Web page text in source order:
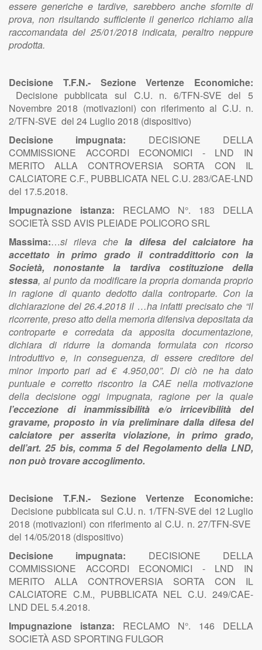
essere generiche e tardive, sarebbero anche sfornite di
prova, non risultando sufficiente il generico richiamo alla
raccomandata del 25/01/2018 indicata, peraltro neppure
prodotta.
Decisione T.F.N.- Sezione Vertenze Economiche:
Decisione pubblicata sul C.U. n. 6/TFN-SVE del 5
Novembre 2018 (motivazioni) con riferimento al C.U. n.
2/TFN-SVE del 24 Luglio 2018 (dispositivo)
Decisione impugnata: DECISIONE DELLA
COMMISSIONE ACCORDI ECONOMICI - LND IN
MERITO ALLA CONTROVERSIA SORTA CON IL
CALCIATORE C.F., PUBBLICATA NEL C.U. 283/CAE-LND
del 17.5.2018.
Impugnazione istanza: RECLAMO N°. 183 DELLA
SOCIETÀ SSD AVIS PLEIADE POLICORO SRL
Massima:…si rileva chela difesa del calciatore ha
accettato in primo grado il contraddittorio con la
Società, nonostante la tardiva costituzione della
stessa, al punto da modificare la propria domanda proprio
in ragione di quanto dedotto dalla controparte. Con la
dichiarazione del 26.4.2018 il …ha infatti precisato che “il
ricorrente, preso atto della memoria difensiva depositata da
controparte e corredata da apposita documentazione,
dichiara di ridurre la domanda formulata con ricorso
introduttivo e, in conseguenza, di essere creditore del
minor importo pari ad € 4.950,00”. Di ciò ne ha dato
puntuale e corretto riscontro la CAE nella motivazione
della decisione oggi impugnata, ragione per la quale
l’eccezione di inammissibilità e/o irricevibilità del
gravame, proposto in via preliminare dalla difesa del
calciatore per asserita violazione, in primo grado,
dell’art. 25 bis, comma 5 del Regolamento della LND,
non può trovare accoglimento.
Decisione T.F.N.- Sezione Vertenze Economiche:
Decisione pubblicata sul C.U. n. 1/TFN-SVE del 12 Luglio
2018 (motivazioni) con riferimento al C.U. n. 27/TFN-SVE
del 14/05/2018 (dispositivo)
Decisione impugnata: DECISIONE DELLA
COMMISSIONE ACCORDI ECONOMICI - LND IN
MERITO ALLA CONTROVERSIA SORTA CON IL
CALCIATORE C.M., PUBBLICATA NEL C.U. 249/CAE-
LND DEL 5.4.2018.
Impugnazione istanza: RECLAMO N°. 146 DELLA
SOCIETÀ ASD SPORTING FULGOR